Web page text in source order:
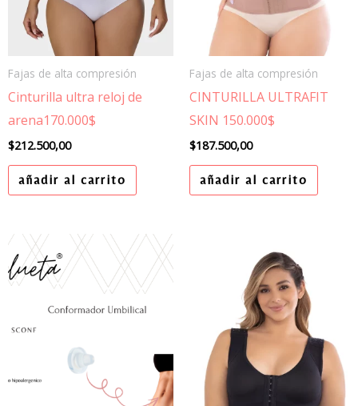
Fajas de alta compresión
Cinturilla ultra reloj de
arena170.000$
$212.500,00
añadir al carrito
Fajas de alta compresión
CINTURILLA ULTRAFIT
SKIN 150.000$
$187.500,00
añadir al carrito